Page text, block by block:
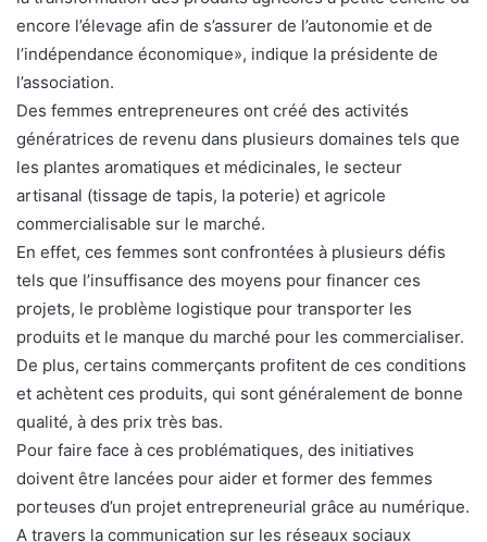
encore l’élevage afin de s’assurer de l’autonomie et de
l’indépendance économique», indique la présidente de
l’association.
Des femmes entrepreneures ont créé des activités
génératrices de revenu dans plusieurs domaines tels que
les plantes aromatiques et médicinales, le secteur
artisanal (tissage de tapis, la poterie) et agricole
commercialisable sur le marché.
En effet, ces femmes sont confrontées à plusieurs défis
tels que l’insuffisance des moyens pour financer ces
projets, le problème logistique pour transporter les
produits et le manque du marché pour les commercialiser.
De plus, certains commerçants profitent de ces conditions
et achètent ces produits, qui sont généralement de bonne
qualité, à des prix très bas.
Pour faire face à ces problématiques, des initiatives
doivent être lancées pour aider et former des femmes
porteuses d’un projet entrepreneurial grâce au numérique.
A travers la communication sur les réseaux sociaux